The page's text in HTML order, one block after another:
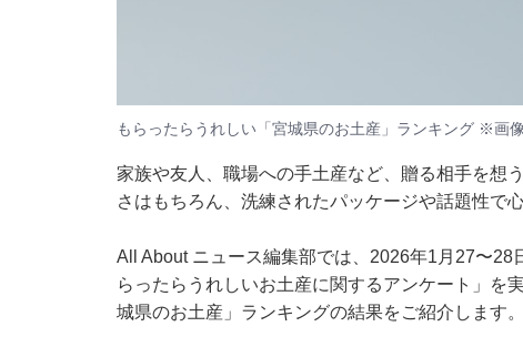
もらったらうれしい「宮城県のお土産」ランキング ※画
家族や友人、職場への手土産など、贈る相手を想
さはもちろん、洗練されたパッケージや話題性で
All About ニュース編集部では、2026年1月27〜
らったらうれしいお土産に関するアンケート」を
城県のお土産」ランキングの結果をご紹介します。